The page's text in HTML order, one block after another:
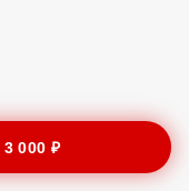
3 000 ₽